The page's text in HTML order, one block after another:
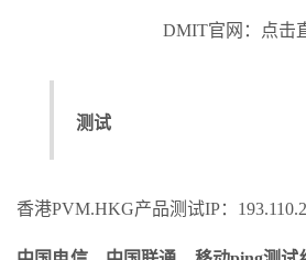
DMIT官网：点击
测试
香港PVM.HKG产品测试IP：